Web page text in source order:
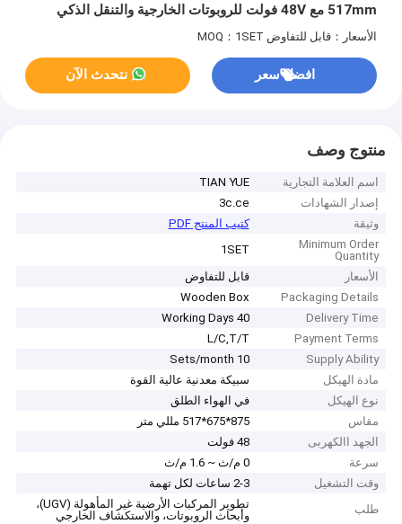
517mm مع 48V فولت للروبوتات الخارجية والتنقل الذكي
الأسعار：قابل للتفاوض MOQ：1SET
افضل سعر نتحدث الآن
منتوج وصف
اسم العلامة التجارية
TIAN YUE
إصدار الشهادات
3c.ce
وثيقة
كتيب المنتج PDF
Minimum Order
Quantity
1SET
الأسعار
قابل للتفاوض
Packaging Details
Wooden Box
Delivery Time
40 Working Days
Payment Terms
L/C,T/T
Supply Ability
10 Sets/month
مادة الهيكل
سبيكة معدنية عالية القوة
نوع الهيكل
في الهواء الطلق
مقاس
875*675*517 مللي متر
الجهد االكهربى
48 فولت
سرعة
0 م/ث ~ 1.6 م/ث
وقت التشغيل
2-3 ساعات لكل تهمة
طلب
تطوير المركبات الأرضية غير المأهولة (UGV)،
وأبحاث الروبوتات، والاستكشاف الخارجي